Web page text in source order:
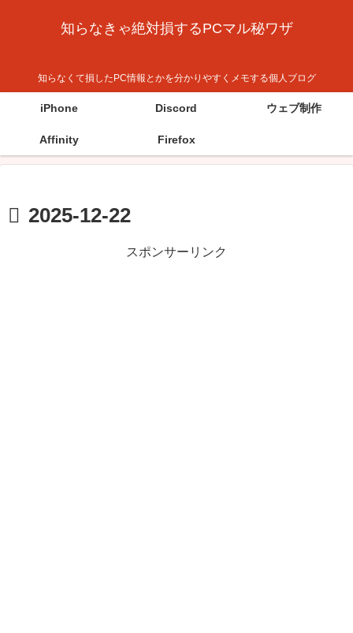
知らなきゃ絶対損するPCマル秘ワザ
知らなくて損したPC情報とかを分かりやすくメモする個人ブログ
iPhone Discord ウェブ制作
Affinity Firefox
2025-12-22
スポンサーリンク